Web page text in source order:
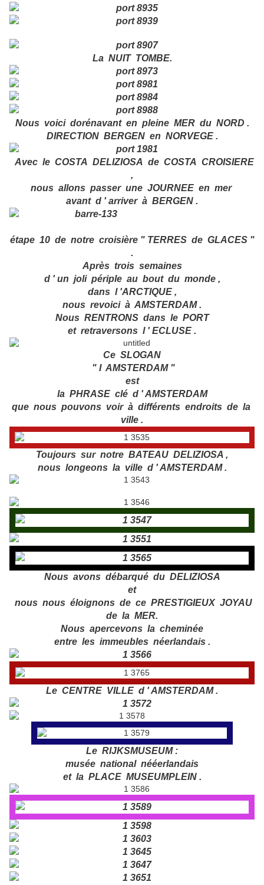
La NUIT TOMBE.
Nous voici dorénavant en pleine MER du NORD .
DIRECTION BERGEN en NORVEGE .
Avec le COSTA DELIZIOSA de COSTA CROISIERE
,
nous allons passer une JOURNEE en mer
avant d ' arriver à BERGEN .
étape 10 de notre croisière " TERRES de GLACES "
.
Après trois semaines
d ' un joli périple au bout du monde ,
dans l 'ARCTIQUE ,
nous revoici à AMSTERDAM .
Nous RENTRONS dans le PORT
et retraversons l ' ECLUSE .
Ce SLOGAN
" I AMSTERDAM "
est
la PHRASE clé d ' AMSTERDAM
que nous pouvons voir à différents endroits de la
ville .
Toujours sur notre BATEAU DELIZIOSA ,
nous longeons la ville d ' AMSTERDAM .
Nous avons débarqué du DELIZIOSA
et
nous nous éloignons de ce PRESTIGIEUX JOYAU
de la MER.
Nous apercevons la cheminée
entre les immeubles néerlandais .
Le CENTRE VILLE d ' AMSTERDAM .
Le RIJKSMUSEUM :
musée national nééerlandais
et la PLACE MUSEUMPLEIN .